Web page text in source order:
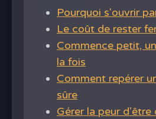
Pourquoi s'ouvrir
Le coût de rester
Commence petit,
la fois
Comment repérer
sûre
Gérer la peur d'être